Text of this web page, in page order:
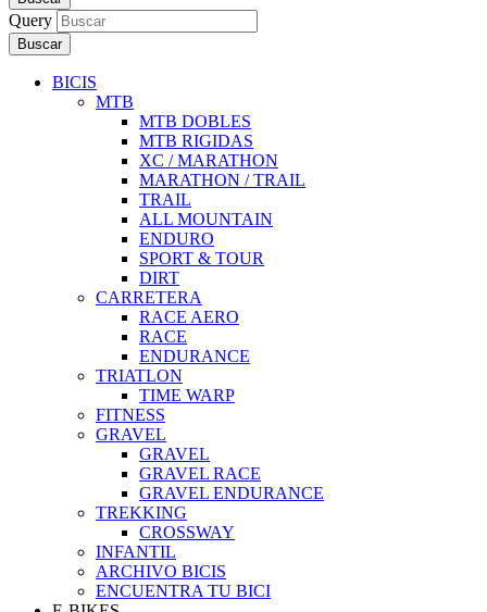
Query
Buscar
BICIS
MTB
MTB DOBLES
MTB RIGIDAS
XC / MARATHON
MARATHON / TRAIL
TRAIL
ALL MOUNTAIN
ENDURO
SPORT & TOUR
DIRT
CARRETERA
RACE AERO
RACE
ENDURANCE
TRIATLON
TIME WARP
FITNESS
GRAVEL
GRAVEL
GRAVEL RACE
GRAVEL ENDURANCE
TREKKING
CROSSWAY
INFANTIL
ARCHIVO BICIS
ENCUENTRA TU BICI